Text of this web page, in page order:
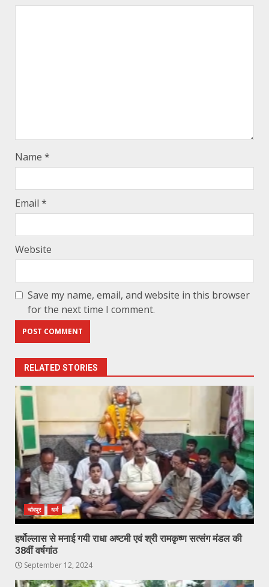
Name *
Email *
Website
Save my name, email, and website in this browser
for the next time I comment.
RELATED STORIES
चांदपुर धर्म
हर्षोल्लास से मनाई गयी राधा अष्टमी एवं श्री रामकृष्ण सत्संग मंडल की
38वीं वर्षगांठ
September 12, 2024